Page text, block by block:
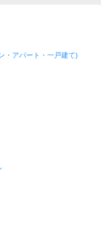
・アパート・一戸建て)